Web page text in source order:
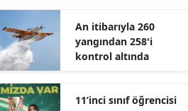
An itibarıyla 260
yangından 258'i
kontrol altında
11’inci sınıf öğrencisi